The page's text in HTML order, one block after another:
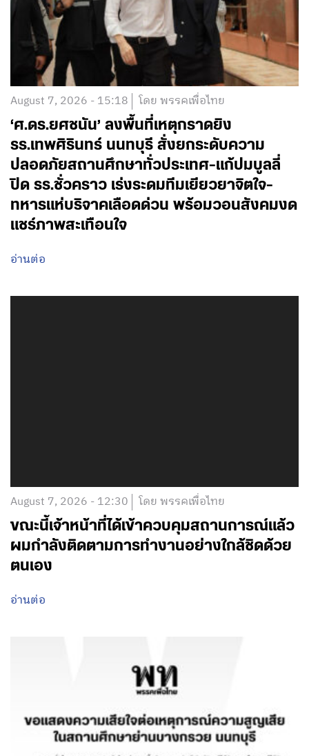
August 7, 2026 - 15:18 โดย พรรคเพื่อไทย
‘ศ.ดร.ยศชนัน’ ลงพื้นที่เหตุกราดยิง
รร.เทพศิรินทร์ นนทบุรี สั่งยกระดับความ
ปลอดภัยสถานศึกษาทั่วประเทศ-แก้ปมบูลลี่
ปิด รร.ชั่วคราว เร่งระดมทีมเยียวยาจิตใจ-
ทหารแห่บริจาคเลือดด่วน พร้อมวอนสังคมงด
แชร์ภาพสะเทือนใจ
อ่านต่อ
August 7, 2026 - 12:30 โดย พรรคเพื่อไทย
ขณะนี้เจ้าหน้าที่ได้เข้าควบคุมสถานการณ์แล้ว
ผมกำลังติดตามการทำงานอย่างใกล้ชิดด้วย
ตนเอง
อ่านต่อ